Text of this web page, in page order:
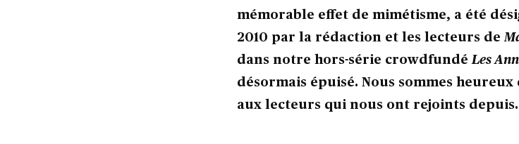
mémorable effet de mimétisme, a été
2010 par la rédaction et les lecteurs de
dans notre hors-série crowdfundé Les
désormais épuisé. Nous sommes
aux lecteurs qui nous ont rejoints depuis.